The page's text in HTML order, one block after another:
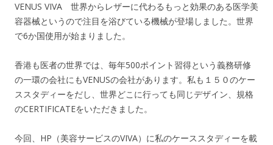
VENUS VIVA 世界からレザーに代わるもっと効果のある医学美
容器械というので注目を浴びている機械が登場しました。世界
で6か国使用が始まりました。
香港も医者の世界では、毎年500ポイント習得という義務研修
の一環の会社にもVENUSの会社があります。私も１５０のケー
ススタディーをだし、世界どこに行っても同じデザイン、規格
のCERTIFICATEをいただきました。
今回、HP（美容サービスのVIVA）に私のケーススタディーを載